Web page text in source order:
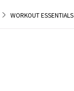
WORKOUT ESSENTIALS